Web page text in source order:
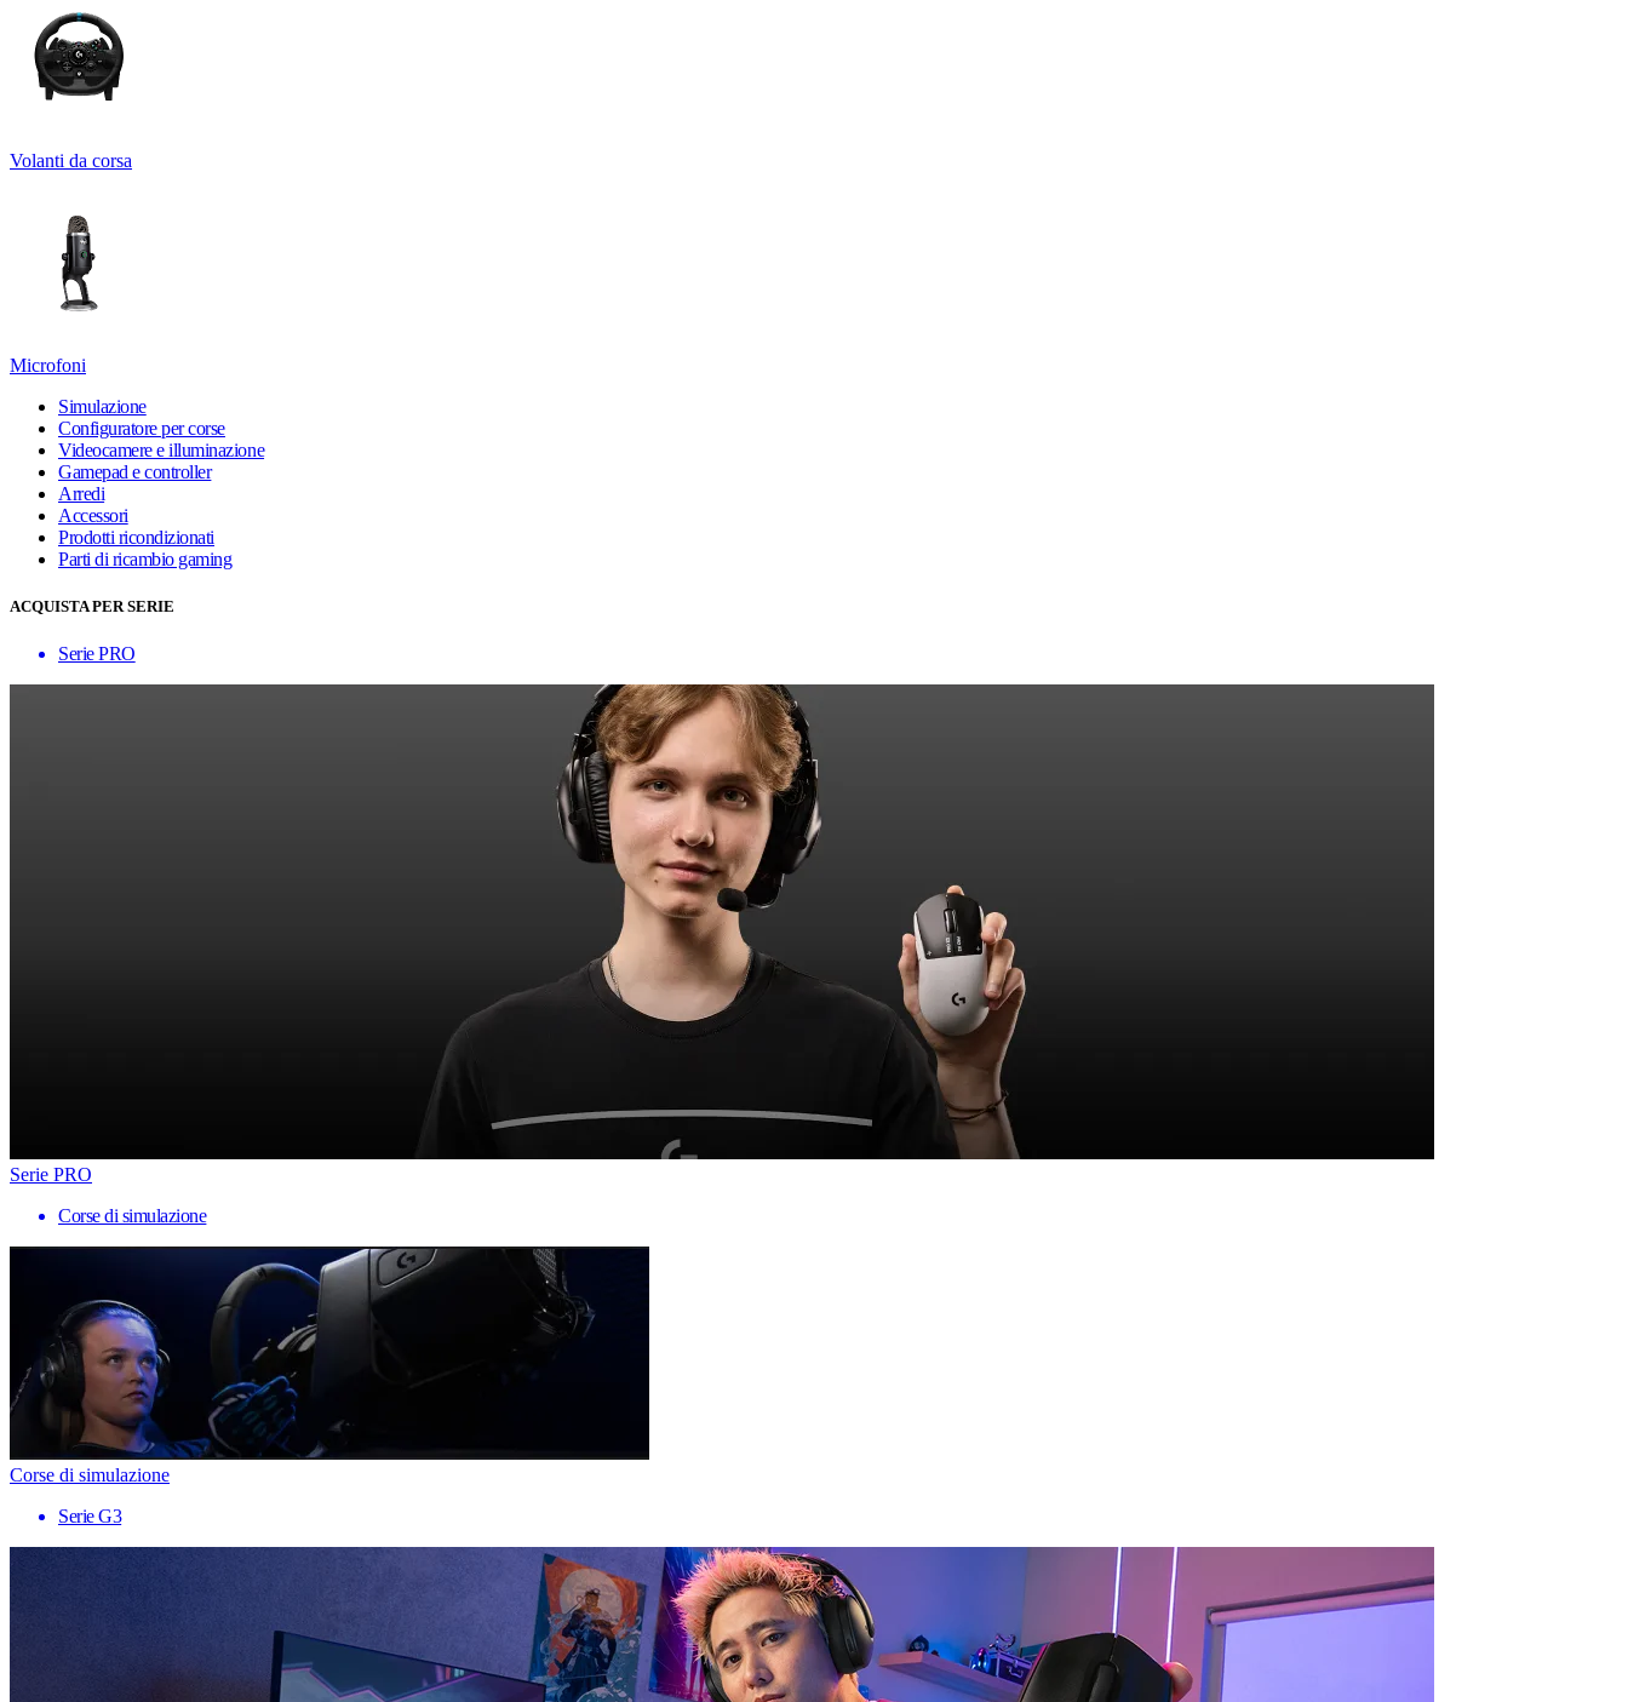
Volanti da corsa
Microfoni
Simulazione
Configuratore per corse
Videocamere e illuminazione
Gamepad e controller
Arredi
Accessori
Prodotti ricondizionati
Parti di ricambio gaming
ACQUISTA PER SERIE
Serie PRO
Serie PRO
Corse di simulazione
Corse di simulazione
Serie G3